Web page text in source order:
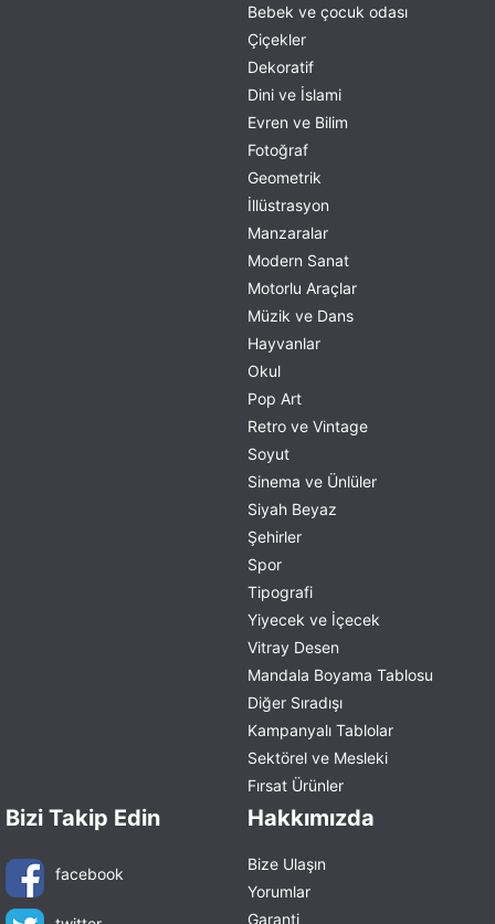
Bebek ve çocuk odası
Çiçekler
Dekoratif
Dini ve İslami
Evren ve Bilim
Fotoğraf
Geometrik
İllüstrasyon
Manzaralar
Modern Sanat
Motorlu Araçlar
Müzik ve Dans
Hayvanlar
Okul
Pop Art
Retro ve Vintage
Soyut
Sinema ve Ünlüler
Siyah Beyaz
Şehirler
Spor
Tipografi
Yiyecek ve İçecek
Vitray Desen
Mandala Boyama Tablosu
Diğer Sıradışı
Kampanyalı Tablolar
Sektörel ve Mesleki
Fırsat Ürünler
Bizi Takip Edin
facebook
Hakkımızda
Bize Ulaşın
Yorumlar
Garanti